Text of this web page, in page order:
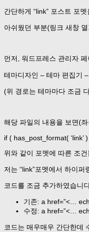
간단하게 “link” 포스트 포
아쉬웠던 부분(링크 새창
먼저, 워드프레스 관리자 페
테마디자인 – 테마 편집기
(위 경로는 테마마다 조금
해당 파일의 내용을 보면(
if ( has_post_format( ‘link’
위와 같이 포멧에 따른 조
저는 “link”포멧에서 하이퍼
코드를 조금 추가하였습니
기존: a href=”<…
수정: a href=”<…
코드는 매우매우 간단한데